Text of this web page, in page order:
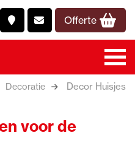
Offerte
Decoratie Decor Huisjes
voor de